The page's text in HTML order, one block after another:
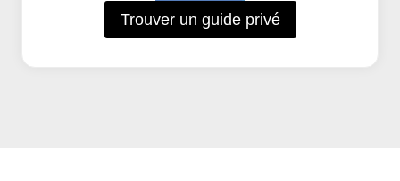
Trouver un guide privé